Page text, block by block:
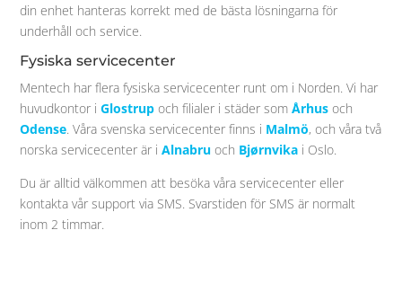
din enhet hanteras korrekt med de bästa lösningarna för
underhåll och service.
Fysiskaservicecenter
Mentech har flera fysiska servicecenter runt om i Norden. Vi har
huvudkontor iGlostrup och filialer i städer somÅrhus och
Odense. Våra svenska servicecenter finns i Malmö, och våra två
norska servicecenter är iAlnabru och Bjørnvika i Oslo.
Du är alltid välkommen att besöka våra servicecenter eller
kontakta vår support via SMS. Svarstiden för SMS är normalt
inom 2 timmar.